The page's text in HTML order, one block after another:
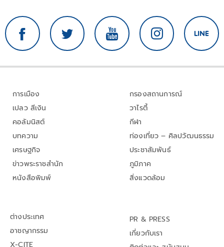
การเมือง
เปลว สีเงิน
คอลัมนิสต์
บทความ
เศรษฐกิจ
ข่าวพระราชสำนัก
หนังสือพิมพ์
กรองสถานการณ์
วาไรตี้
กีฬา
ท่องเที่ยว – ศิลปวัฒนธรรม
ประชาสัมพันธ์
ภูมิภาค
สิ่งแวดล้อม
ต่างประเทศ
อาชญากรรม
X-CITE
PR & PRESS
เกี่ยวกับเรา